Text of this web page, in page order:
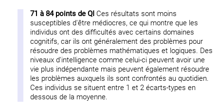
71 à 84 points de QI Ces résultats sont moins
susceptibles d'être médiocres, ce qui montre que les
individus ont des difficultés avec certains domaines
cognitifs, car ils ont généralement des problèmes pour
résoudre des problèmes mathématiques et logiques. Des
niveaux d'intelligence comme celui-ci peuvent avoir une
vie plus indépendante mais peuvent également résoudre
les problèmes auxquels ils sont confrontés au quotidien.
Ces individus se situent entre 1 et 2 écarts-types en
dessous de la moyenne.